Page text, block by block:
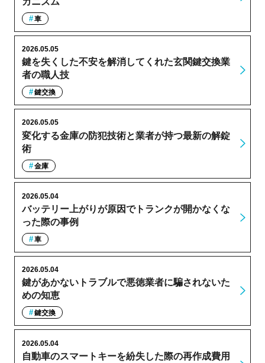
車
鍵を失くした不安を解消してくれた玄関鍵交換業
者の職人技
2026.05.05
鍵交換
変化する金庫の防犯技術と業者が持つ最新の解錠
術
2026.05.05
金庫
バッテリー上がりが原因でトランクが開かなくな
った際の事例
2026.05.04
車
鍵があかないトラブルで悪徳業者に騙されないた
めの知恵
2026.05.04
鍵交換
自動車のスマートキーを紛失した際の再作成費用
2026.05.04